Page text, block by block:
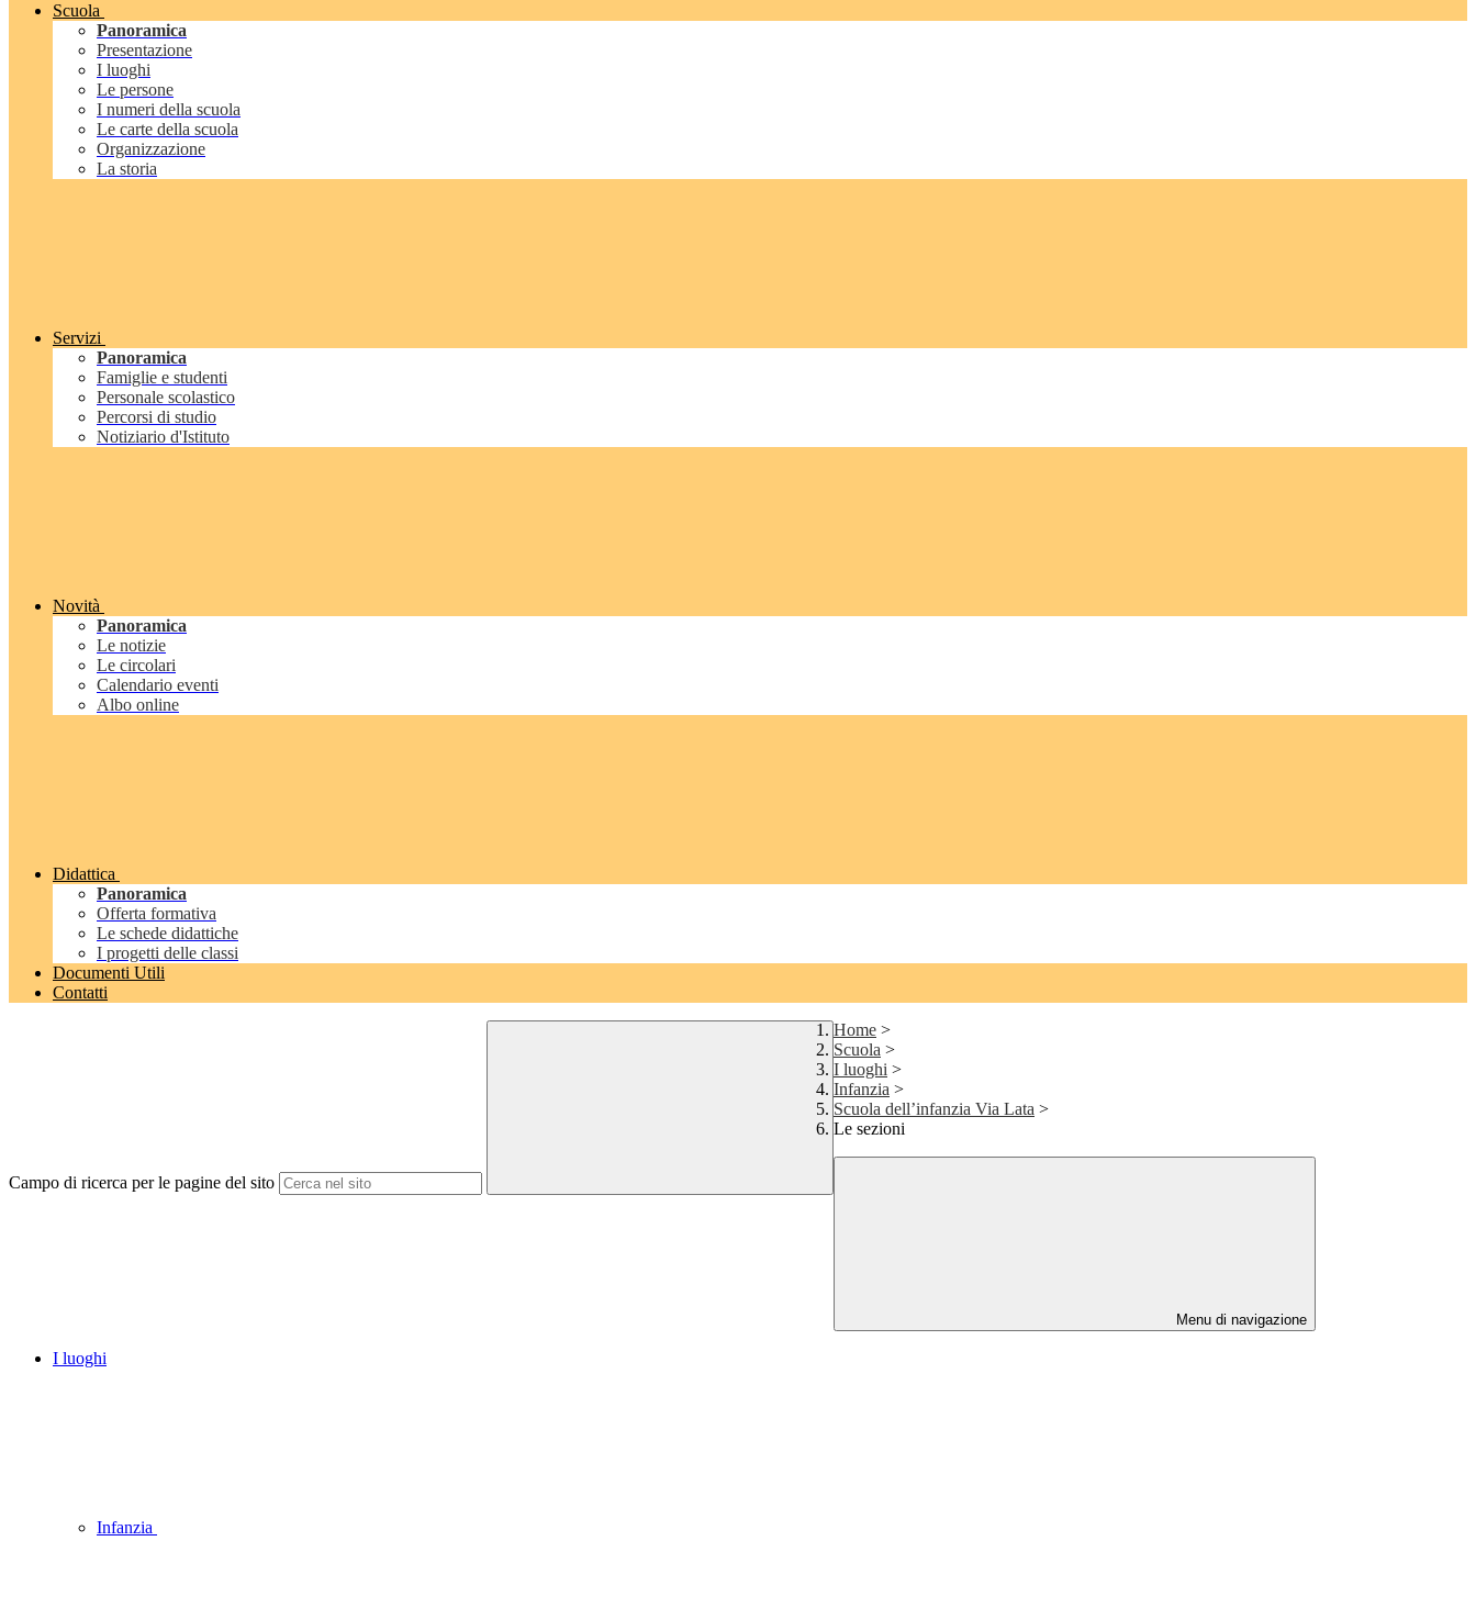
Scuola
Panoramica
Presentazione
I luoghi
Le persone
I numeri della scuola
Le carte della scuola
Organizzazione
La storia
Servizi
Panoramica
Famiglie e studenti
Personale scolastico
Percorsi di studio
Notiziario d'Istituto
Novità
Panoramica
Le notizie
Le circolari
Calendario eventi
Albo online
Didattica
Panoramica
Offerta formativa
Le schede didattiche
I progetti delle classi
Documenti Utili
Contatti
Campo di ricerca per le pagine del sito
Home >
Scuola >
I luoghi >
Infanzia >
Scuola dell’infanzia Via Lata >
Le sezioni
Menu di navigazione
I luoghi
Infanzia